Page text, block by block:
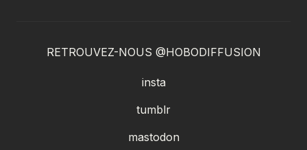
RETROUVEZ-NOUS @HOBODIFFUSION
insta
tumblr
mastodon